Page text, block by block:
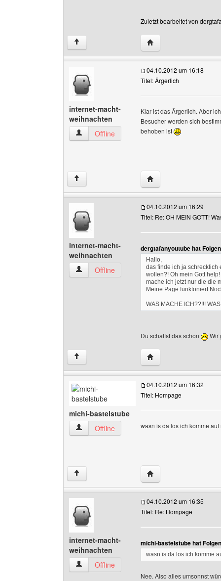
Zuletzt bearbeitet von
↑ Website dieses
internet-macht-
weihnachten
internet-macht-weihnachten Benutzer-Profile
Offline
04.10.2012 um 16:18
Titel: Ärgerlich
Klar ist das Ärgerlich. Aber
Besucher werden sich
behoben ist
↑ Website dieses
internet-macht-
weihnachten
internet-macht-weihnachten Benutzer-Profile
Offline
04.10.2012 um 16:29
Titel: Re: OH MEIN GOTT!
dergtafanyoutube hat
Hallo,
das finde ich ja schrecklich
wollen?! Oh mein Gott
mache ich jetzt nur die die
Meine Page funktoniert
WAS MACHE ICH??!!!
Du schaffst das schon Wir
↑ Website dieses
michi-bastelstube
michi-bastelstube Benutzer-Profile anzeigen
Offline
04.10.2012 um 16:32
Titel: Hompage
wasn is da los ich komme
↑ Website dieses
internet-macht-
weihnachten
internet-macht-weihnachten Benutzer-Profile
Offline
04.10.2012 um 16:35
Titel: Re: Hompage
michi-bastelstube hat
wasn is da los ich komme
Nee. Also alles umsonnst